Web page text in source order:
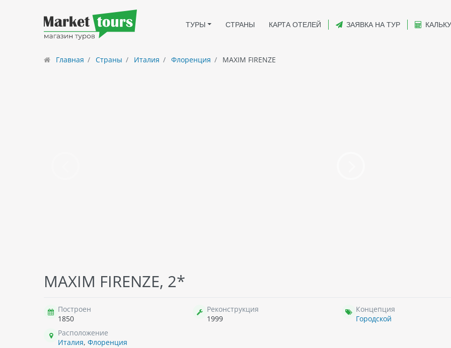
ТУРЫ СТРАНЫ КАРТА ОТЕЛЕЙ ЗАЯВКА НА ТУР
Главная Страны Италия Флоренция MAXIM FIRENZE
MAXIM FIRENZE, 2*
Построен
1850
Реконструкция
1999
Концепция
Городской
Расположение
Италия, Флоренция